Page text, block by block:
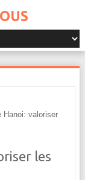
valoriser
les